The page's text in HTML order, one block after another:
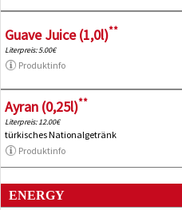
Guave Juice (1,0l)**
Literpreis: 5.00€
Produktinfo
Ayran (0,25l)**
Literpreis: 12.00€
türkisches Nationalgetränk
Produktinfo
ENERGY